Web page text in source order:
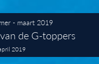
- maart 2019
de G-toppers
2019